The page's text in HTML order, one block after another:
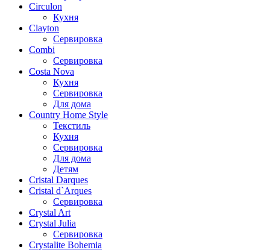
Circulon
Кухня
Clayton
Сервировка
Combi
Сервировка
Costa Nova
Кухня
Сервировка
Для дома
Country Home Style
Текстиль
Кухня
Сервировка
Для дома
Детям
Cristal Darques
Cristal d`Arques
Сервировка
Crystal Art
Crystal Julia
Сервировка
Crystalite Bohemia